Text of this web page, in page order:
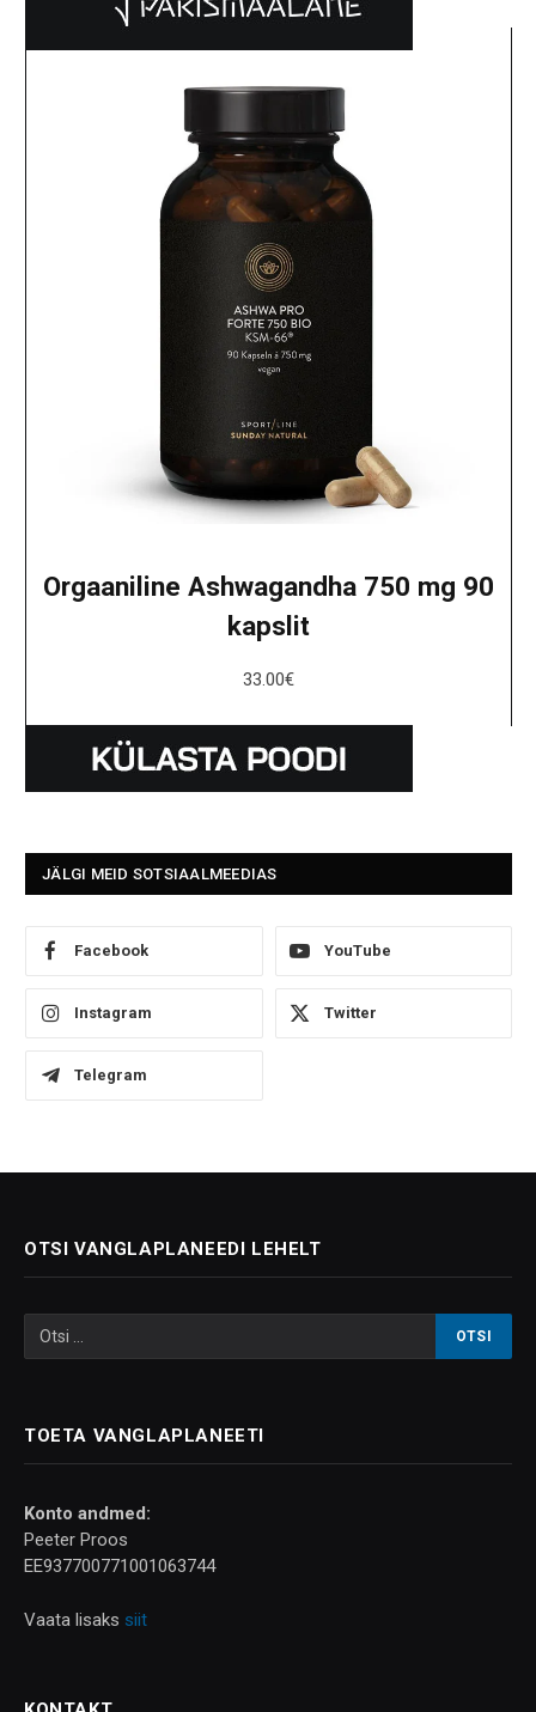
Orgaaniline Ashwagandha 750 mg 90
kapslit
33.00€
JÄLGI MEID SOTSIAALMEEDIAS
Facebook YouTube
Instagram Twitter
Telegram
OTSI VANGLAPLANEEDI LEHELT
TOETA VANGLAPLANEETI
Konto andmed:
Peeter Proos
EE937700771001063744
Vaata lisaks siit